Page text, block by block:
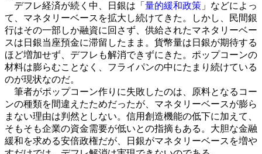
デフレ経済が続く中、日銀は「 量的緩和政策 」などによっ
て、マネタリーベースを拡大し続けてきた。しかし、民間銀
行はその一部しか融資に回さず、供給されたマネタリーベー
スは日銀当座預金に滞留したまま。貨幣量は日銀が期待する
ほど増加せず、デフレも解消できずにきた。ポップコーンの
材料は膨らむことなく、フライパンの中にたまり続けている
のが現状なのだ。
筆者がポップコーン作りに失敗したのは、原料となるコー
ンの種類を間違えたためだったが、マネタリーベースが膨ら
まない理由は判然としない。信用創造機能の低下に加えて、
そもそも企業の資金需要が低いとの指摘もある。大胆な金融
緩和を求める安倍政権だが、日銀がマネタリーベースを増や